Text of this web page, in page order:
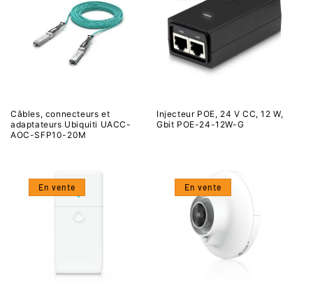
Câbles, connecteurs et
adaptateurs Ubiquiti UACC-
AOC-SFP10-20M
Injecteur POE, 24 V CC, 12 W,
Gbit POE-24-12W-G
En vente En vente